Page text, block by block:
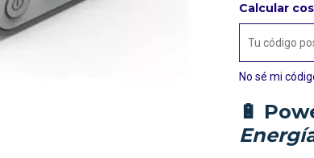
Calcular
No sé mi
🔋